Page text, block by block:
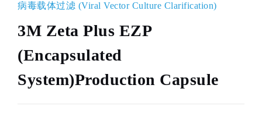
病毒载体过滤 (Viral Vector Culture Clarification)
3M Zeta Plus EZP
(Encapsulated
System)Production Capsule